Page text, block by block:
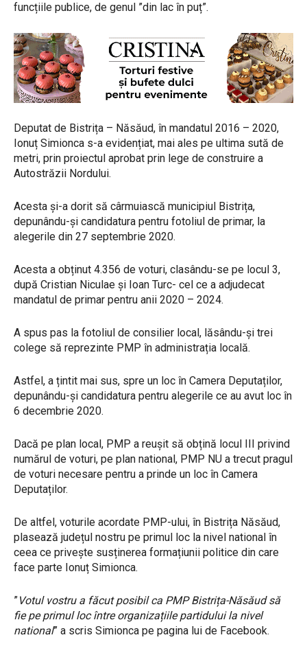
funcțiile publice, de genul ”din lac în puț”.
Deputat de Bistrița – Năsăud, în mandatul 2016 – 2020,
Ionuț Simionca s-a evidențiat, mai ales pe ultima sută de
metri, prin proiectul aprobat prin lege de construire a
Autostrăzii Nordului.
Acesta și-a dorit să cârmuiască municipiul Bistrița,
depunându-și candidatura pentru fotoliul de primar, la
alegerile din 27 septembrie 2020.
Acesta a obținut 4.356 de voturi, clasându-se pe locul 3,
după Cristian Niculae și Ioan Turc- cel ce a adjudecat
mandatul de primar pentru anii 2020 – 2024.
A spus pas la fotoliul de consilier local, lăsându-și trei
colege să reprezinte PMP în administrația locală.
Astfel, a țintit mai sus, spre un loc în Camera Deputaților,
depunându-și candidatura pentru alegerile ce au avut loc în
6 decembrie 2020.
Dacă pe plan local, PMP a reușit să obțină locul III privind
numărul de voturi, pe plan national, PMP NU a trecut pragul
de voturi necesare pentru a prinde un loc în Camera
Deputaților.
De altfel, voturile acordate PMP-ului, în Bistrița Năsăud,
plasează județul nostru pe primul loc la nivel national în
ceea ce privește susținerea formațiunii politice din care
face parte Ionuț Simionca.
”Votul vostru a făcut posibil ca PMP Bistrița-Năsăud să
fie pe primul loc între organizațiile partidului la nivel
national” a scris Simionca pe pagina lui de Facebook.